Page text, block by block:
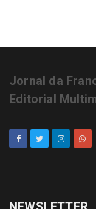
Jornal da
Editorial